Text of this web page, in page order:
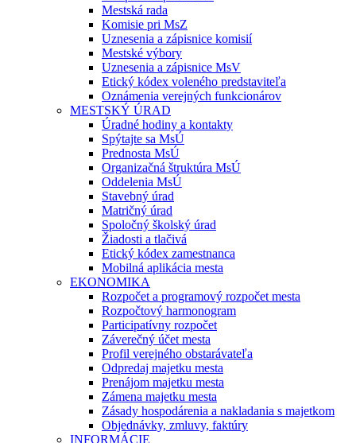
Mestská rada
Komisie pri MsZ
Uznesenia a zápisnice komisií
Mestské výbory
Uznesenia a zápisnice MsV
Etický kódex voleného predstaviteľa
Oznámenia verejných funkcionárov
MESTSKÝ ÚRAD
Úradné hodiny a kontakty
Spýtajte sa MsÚ
Prednosta MsÚ
Organizačná štruktúra MsÚ
Oddelenia MsÚ
Stavebný úrad
Matričný úrad
Spoločný školský úrad
Žiadosti a tlačivá
Etický kódex zamestnanca
Mobilná aplikácia mesta
EKONOMIKA
Rozpočet a programový rozpočet mesta
Rozpočtový harmonogram
Participatívny rozpočet
Záverečný účet mesta
Profil verejného obstarávateľa
Odpredaj majetku mesta
Prenájom majetku mesta
Zámena majetku mesta
Zásady hospodárenia a nakladania s majetkom
Objednávky, zmluvy, faktúry
INFORMÁCIE